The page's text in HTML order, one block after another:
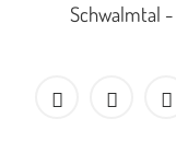
Schwalmtal